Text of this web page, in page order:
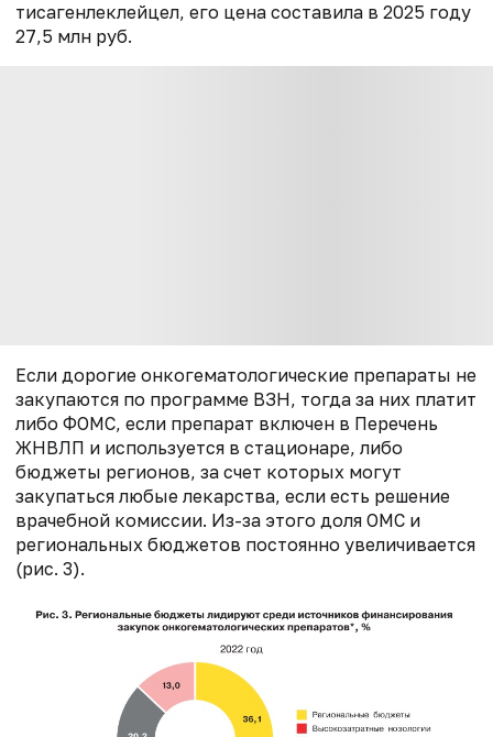
тисагенлеклейцел, его цена составила в 2025 году
27,5 млн руб.
Если дорогие онкогематологические препараты не
закупаются по программе ВЗН, тогда за них платит
либо ФОМС, если препарат включен в Перечень
ЖНВЛП и используется в стационаре, либо
бюджеты регионов, за счет которых могут
закупаться любые лекарства, если есть решение
врачебной комиссии. Из-за этого доля ОМС и
региональных бюджетов постоянно увеличивается
(рис. 3).